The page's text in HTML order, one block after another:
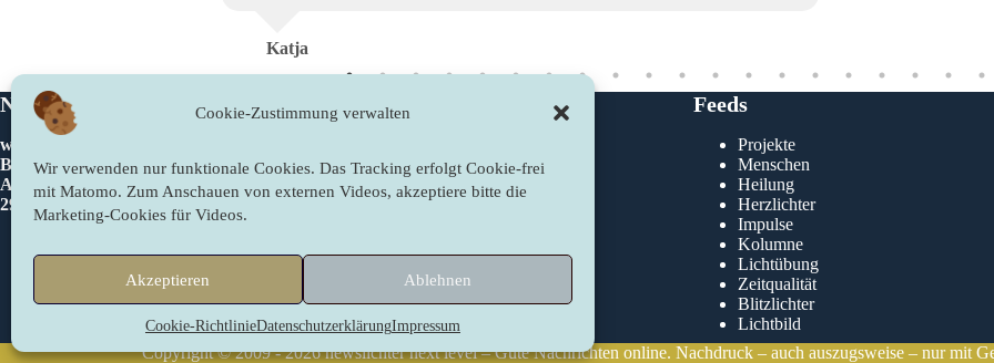
Cookie-Zustimmung verwalten
Wir verwenden nur funktionale Cookies. Das Tracking erfolgt Cookie-frei
mit Matomo. Zum Anschauen von externen Videos, akzeptiere bitte die
Marketing-Cookies für Videos.
Akzeptieren Ablehnen
Cookie-RichtlinieDatenschutzerklärungImpressum
Katja
Newslichter
www.newslichter.de
Bettina Sahling
Am Gieberg 2
29490 Neu Darchau/Glienitz
Newsletter abonnieren
Rechtliches
Datenschutzerklärung
Cookie-Richtlinie
Feeds
Projekte
Menschen
Heilung
Herzlichter
Impulse
Kolumne
Lichtübung
Zeitqualität
Blitzlichter
Lichtbild
Copyright © 2009 - 2026 newslichter next level – Gute Nachrichten online. Nachdruck – auch auszugsweise – nur mit